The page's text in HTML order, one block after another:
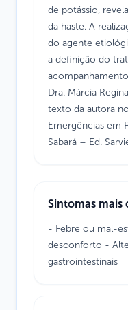
de potássio,
da haste. A
do agente
a definição do
Dra. Márcia
texto da autora
Emergências em
Sabará – Ed.
Sintomas mais
- Febre ou mal-
desconforto -
gastrointestinais